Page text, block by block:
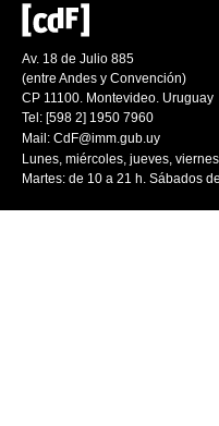
Av. 18 de Julio 885
(entre Andes y Convención)
CP 11100. Montevideo. Uruguay
Tel: [598 2] 1950 7960
Mail: CdF@imm.gub.uy
Lunes, miércoles, jueves,
Martes: de 10 a 21 h. Sábados